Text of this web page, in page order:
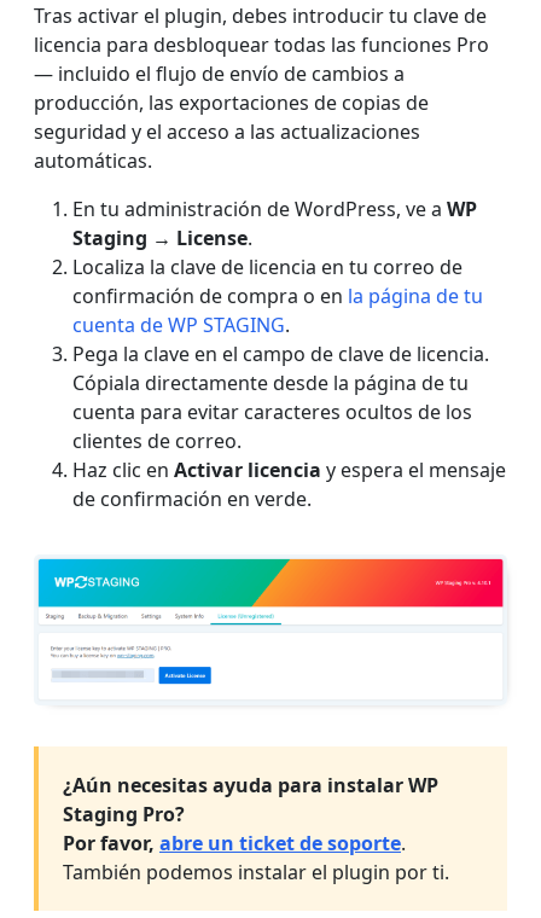
Tras activar el plugin, debes introducir tu clave de
licencia para desbloquear todas las funciones Pro
— incluido el flujo de envío de cambios a
producción, las exportaciones de copias de
seguridad y el acceso a las actualizaciones
automáticas.
En tu administración de WordPress, ve a WP
Staging → License.
Localiza la clave de licencia en tu correo de
confirmación de compra o en la página de tu
cuenta de WP STAGING.
Pega la clave en el campo de clave de licencia.
Cópiala directamente desde la página de tu
cuenta para evitar caracteres ocultos de los
clientes de correo.
Haz clic en Activar licencia y espera el mensaje
de confirmación en verde.
¿Aún necesitas ayuda para instalar WP
Staging Pro?
Por favor, abre un ticket de soporte.
También podemos instalar el plugin por ti.